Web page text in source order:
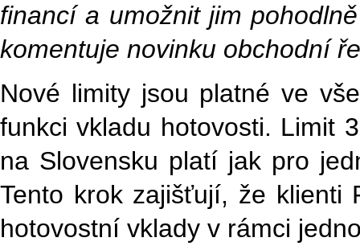
financí a umožnit jim
komentuje novinku obchodní
Nové limity jsou platné ve
funkci vkladu hotovosti. Limit
na Slovensku platí jak pro
Tento krok zajišťují, že klienti
hotovostní vklady v rámci